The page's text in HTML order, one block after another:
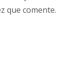
que comente.